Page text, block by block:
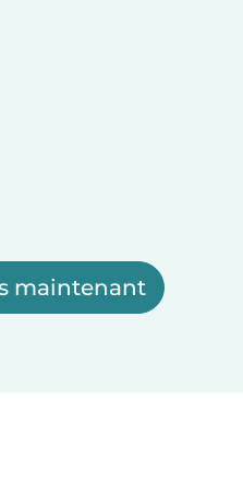
maintenant